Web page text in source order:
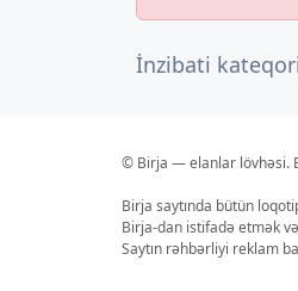
İnzibati
© Birja — elanlar lövhəsi.
Birja saytında bütün
Birja-dan istifadə etmək
Saytın rəhbərliyi reklam